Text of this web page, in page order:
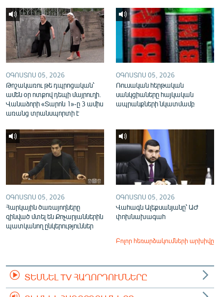
ՕԳՈՍՏՈՍ 05, 2026
Թոշակառու թե դպրոցական՝
ամեն օր ոտքով դեպի մայրուղի.
Վանաձորի «Տարոն 1»-ը 3 ամիս
առանց տրանսպորտի է
ՕԳՈՍՏՈՍ 05, 2026
Ռուսական հերթական
սանկցիաները հայկական
ապրանքների նկատմամբ
ՕԳՈՍՏՈՍ 05, 2026
Հարկային ծառայողները
զինված մտել են Քոչարյաններին
պատկանող ընկերություններ
ՕԳՈՍՏՈՍ 05, 2026
Վահագն Ալեքսանյանը՝ ԱԺ
փոխնախագահ
Բոլոր հեռարձակումների արխիվը
ՏԵՍՆԵԼ TV ՀԱՂՈՐԴՈՒՄՆԵՐԸ